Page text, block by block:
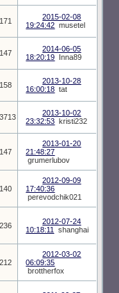
171
2015-02-08
19:24:42 musetel
147
2014-06-05
18:20:19 Inna89
158
2013-10-28
16:00:18 tat
3713
2013-10-02
23:32:53 kristi232
147
2013-01-20
21:48:27
grumerlubov
140
2012-09-09
17:40:36
perevodchik021
236
2012-07-24
10:18:11
shanghai
212
2012-03-02
06:09:35
brottherfox